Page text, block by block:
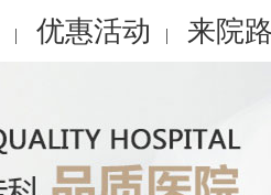
| 优惠活动 | 来院